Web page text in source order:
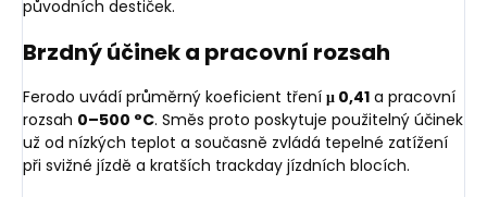
původních destiček.
Brzdný účinek a pracovní rozsah
Ferodo uvádí průměrný koeficient tření μ 0,41 a pracovní
rozsah 0–500 °C. Směs proto poskytuje použitelný účinek
už od nízkých teplot a současně zvládá tepelné zatížení
při svižné jízdě a kratších trackday jízdních blocích.